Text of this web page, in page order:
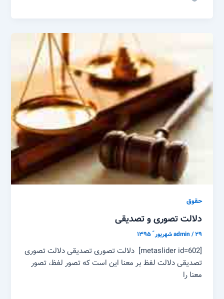
حقوق
دلالت تصوری و تصدیقی
admin/۲۹ شهریور ّ ۱۳۹۵
[metaslider id=602] دلالت تصوری تصدیقی دلالت تصوری
تصدیقی دلالت لفظ بر معنا این است که تصور لفظ، تصور
معنا را